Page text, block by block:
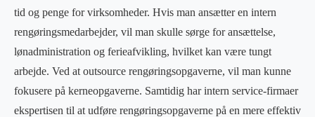
tid og penge for virksomheder. Hvis man ansætter en intern
rengøringsmedarbejder, vil man skulle sørge for ansættelse,
lønadministration og ferieafvikling, hvilket kan være tungt
arbejde. Ved at outsource rengøringsopgaverne, vil man kunne
fokusere på kerneopgaverne. Samtidig har intern service-firmaer
ekspertisen til at udføre rengøringsopgaverne på en mere effektiv